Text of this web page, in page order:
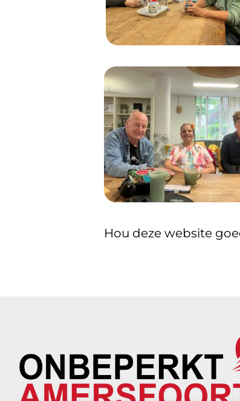
Hou deze website